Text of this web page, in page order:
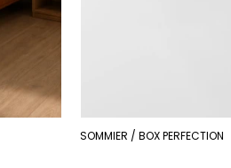
SOMMIER / BOX PERFECTION